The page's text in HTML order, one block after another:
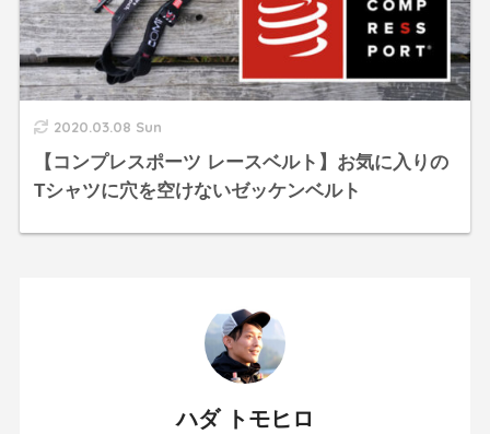
2020.03.08 Sun
【コンプレスポーツ レースベルト】お気に入りの
Tシャツに穴を空けないゼッケンベルト
ハダ トモヒロ